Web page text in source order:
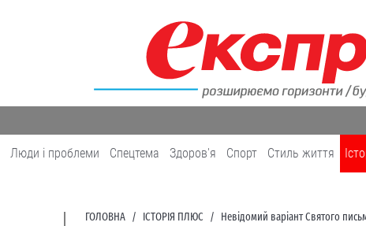
Люди і проблеми Спецтема Здоров'я Cпорт Cтиль життя
ГОЛОВНА ІСТОРІЯ ПЛЮС Невідомий варіант Святого